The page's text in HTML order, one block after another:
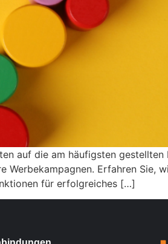
auf die am häufigsten
Erfahren Sie,
für erfolgreiches […]